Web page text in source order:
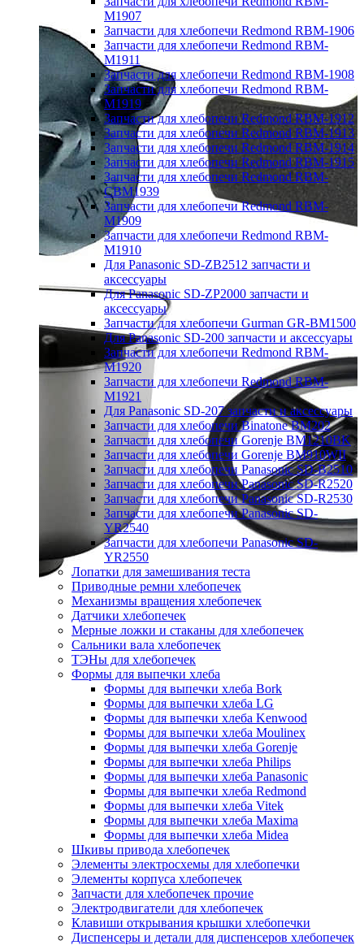
M1907
Запчасти для хлебопечи Redmond RBM-1906
Запчасти для хлебопечи Redmond RBM-
M1911
Запчасти для хлебопечи Redmond RBM-1908
Запчасти для хлебопечи Redmond RBM-
M1919
Запчасти для хлебопечи Redmond RBM-1912
Запчасти для хлебопечи Redmond RBM-1913
Запчасти для хлебопечи Redmond RBM-1914
Запчасти для хлебопечи Redmond RBM-1915
Запчасти для хлебопечи Redmond RBM-
CBM1939
Запчасти для хлебопечи Redmond RBM-
M1909
Запчасти для хлебопечи Redmond RBM-
M1910
Для Panasonic SD-ZB2512 запчасти и
аксессуары
Для Panasonic SD-ZP2000 запчасти и
аксессуары
Запчасти для хлебопечи Gurman GR-BM1500
Для Panasonic SD-200 запчасти и аксессуары
Запчасти для хлебопечи Redmond RBM-
M1920
Запчасти для хлебопечи Redmond RBM-
M1921
Для Panasonic SD-207 запчасти и аксессуары
Запчасти для хлебопечи Binatone BM202
Запчасти для хлебопечи Gorenje BM1210BK
Запчасти для хлебопечи Gorenje BM910WII
Запчасти для хлебопечи Panasonic SD-B2510
Запчасти для хлебопечи Panasonic SD-R2520
Запчасти для хлебопечи Panasonic SD-R2530
Запчасти для хлебопечи Panasonic SD-
YR2540
Запчасти для хлебопечи Panasonic SD-
YR2550
Лопатки для замешивания теста
Приводные ремни хлебопечек
Механизмы вращения хлебопечек
Датчики хлебопечек
Мерные ложки и стаканы для хлебопечек
Сальники вала хлебопечек
ТЭНы для хлебопечек
Формы для выпечки хлеба
Формы для выпечки хлеба Bork
Формы для выпечки хлеба LG
Формы для выпечки хлеба Kenwood
Формы для выпечки хлеба Moulinex
Формы для выпечки хлеба Gorenje
Формы для выпечки хлеба Philips
Формы для выпечки хлеба Panasonic
Формы для выпечки хлеба Redmond
Формы для выпечки хлеба Vitek
Формы для выпечки хлеба Maxima
Формы для выпечки хлеба Midea
Шкивы привода хлебопечек
Элементы электросхемы для хлебопечки
Элементы корпуса хлебопечек
Запчасти для хлебопечек прочие
Электродвигатели для хлебопечек
Клавиши открывания крышки хлебопечки
Диспенсеры и детали для диспенсеров хлебопечек